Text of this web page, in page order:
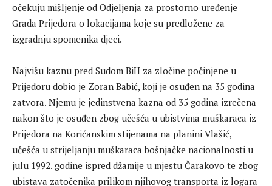
očekuju mišljenje od Odjeljenja za prostorno uređenje
Grada Prijedora o lokacijama koje su predložene za
izgradnju spomenika djeci.
Najvišu kaznu pred Sudom BiH za zločine počinjene u
Prijedoru dobio je Zoran Babić, koji je osuđen na 35 godina
zatvora. Njemu je jedinstvena kazna od 35 godina izrečena
nakon što je osuđen zbog učešća u ubistvima muškaraca iz
Prijedora na Korićanskim stijenama na planini Vlašić,
učešća u strijeljanju muškaraca bošnjačke nacionalnosti u
julu 1992. godine ispred džamije u mjestu Čarakovo te zbog
ubistava zatočenika prilikom njihovog transporta iz logara